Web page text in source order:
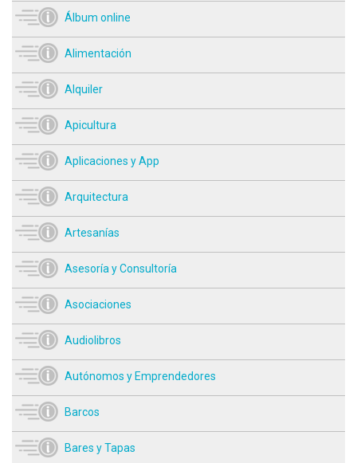
Álbum online
Alimentación
Alquiler
Apicultura
Aplicaciones y App
Arquitectura
Artesanías
Asesoría y Consultoría
Asociaciones
Audiolibros
Autónomos y Emprendedores
Barcos
Bares y Tapas